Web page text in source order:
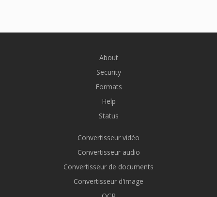
About
Security
Formats
Help
Status
Convertisseur vidéo
Convertisseur audio
Convertisseur de documents
Convertisseur d'image